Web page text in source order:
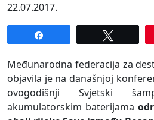
22.07.2017.
Međunarodna federacija za
objavila je na današnjoj
ovogodišnji Svjetski
akumulatorskim baterijama